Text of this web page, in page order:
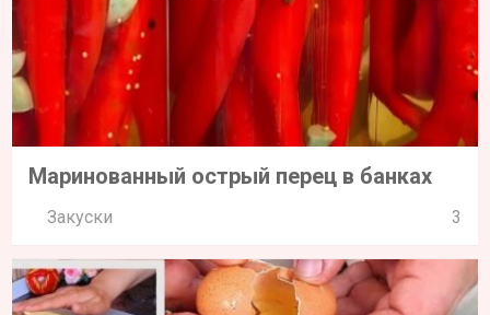
Маринованный острый перец в банках
Закуски 3